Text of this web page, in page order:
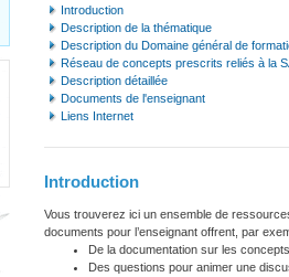
Introduction
Description de la thématique
Description du Domaine général de
Réseau de concepts prescrits reliés à la
Description détaillée
Documents de l'enseignant
Liens Internet
Introduction
Vous trouverez ici un ensemble de
documents pour l’enseignant offrent, par
De la documentation sur les
Des questions pour animer une